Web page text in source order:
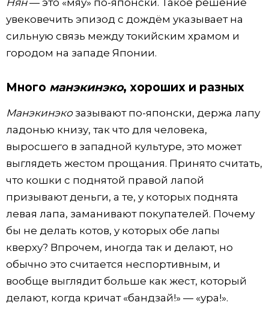
увековечить эпизод с дождём указывает на
сильную связь между токийским храмом и
городом на западе Японии.
Много манэкинэко, хороших и разных
Манэкинэкозазывают по-японски, держа лапу
ладонью книзу, так что для человека,
выросшего в западной культуре, это может
выглядеть жестом прощания. Принято считать,
что кошки с поднятой правой лапой
призывают деньги, а те, у которых поднята
левая лапа, заманивают покупателей. Почему
бы не делать котов, у которых обе лапы
кверху? Впрочем, иногда так и делают, но
обычно это считается неспортивным, и
вообще выглядит больше как жест, который
делают, когда кричат «бандзай!» — «ура!».